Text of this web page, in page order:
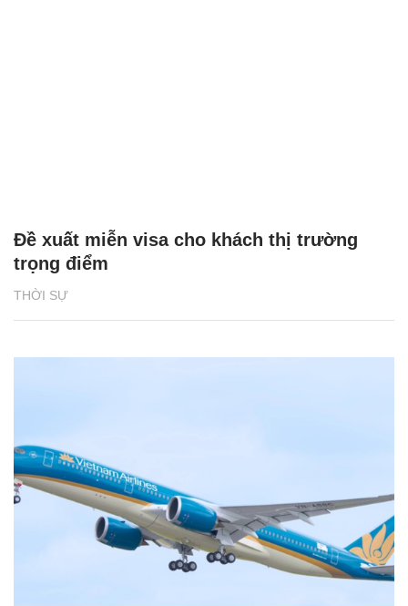
THỜI SỰ
Đề xuất miễn visa cho khách thị trường
trọng điểm